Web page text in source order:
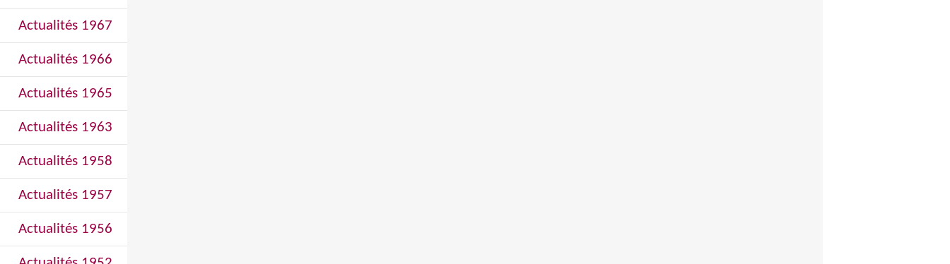
Actualités 1967
Actualités 1966
Actualités 1965
Actualités 1963
Actualités 1958
Actualités 1957
Actualités 1956